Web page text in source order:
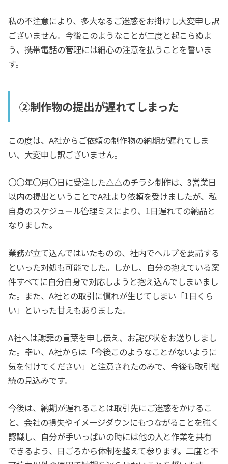
私の不注意により、多大なるご迷惑をお掛けし大変申し訳
ございません。今後このようなことが二度と起こらぬよ
う、携帯電話の管理には細心の注意を払うことを誓いま
す。
②制作物の提出が遅れてしまった
この度は、A社からご依頼の制作物の納期が遅れてしま
い、大変申し訳ございません。
〇〇年〇月〇日に受注した△△のチラシ制作は、3営業日
以内の提出ということでA社より依頼を受けましたが、私
自身のスケジュール管理ミスにより、1日遅れての納品と
なりました。
業務が立て込んではいたものの、社内でヘルプを要請する
といった対処も可能でした。しかし、自分の抱えている案
件すべてに自分自身で対応しようと抱え込んでしまいまし
た。また、A社との取引に慣れが生じてしまい「1日くら
い」といった甘えもありました。
A社へは謝罪の言葉を申し伝え、お詫び状をお送りしまし
た。幸い、A社からは「今後このようなことがないように
気を付けてください」と注意されたのみで、今後も取引継
続の見込みです。
今後は、納期が遅れることは取引先にご迷惑をかけるこ
と、会社の損失やイメージダウンにもつながることを強く
認識し、自分が手いっぱいの時には他の人と作業を共有
できるよう、日ごろから体制を整えて参ります。二度と不